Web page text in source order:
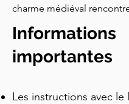
charme médiéval
emblématiques comme le
Château des Comtes, le
imposant de Gand et la
Rue des Graffitis, une
Informations
importantes
Les instructions avec le